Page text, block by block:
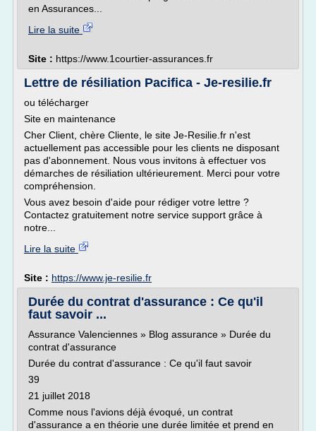
en Assurances...
Lire la suite
Site : https://www.1courtier-assurances.fr
Lettre de résiliation Pacifica - Je-resilie.fr
ou télécharger
Site en maintenance
Cher Client, chère Cliente, le site Je-Resilie.fr n'est
actuellement pas accessible pour les clients ne disposant
pas d'abonnement. Nous vous invitons à effectuer vos
démarches de résiliation ultérieurement. Merci pour votre
compréhension.
Vous avez besoin d'aide pour rédiger votre lettre ?
Contactez gratuitement notre service support grâce à
notre...
Lire la suite
Site : https://www.je-resilie.fr
Durée du contrat d'assurance : Ce qu'il
faut savoir ...
Assurance Valenciennes » Blog assurance » Durée du
contrat d'assurance
Durée du contrat d'assurance : Ce qu'il faut savoir
39
21 juillet 2018
Comme nous l'avions déjà évoqué, un contrat
d'assurance a en théorie une durée limitée et prend en